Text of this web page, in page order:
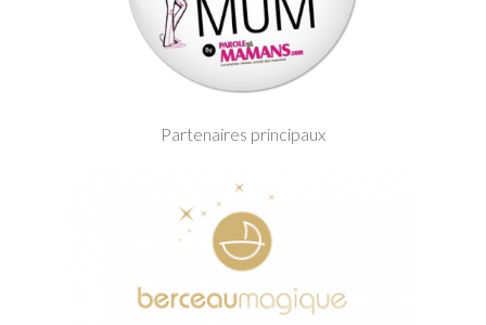
Partenaires principaux